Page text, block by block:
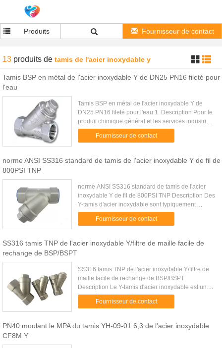
Produits Fournisseur de contact
13 produits de tamis de l'acier inoxydable y
Tamis BSP en métal de l'acier inoxydable Y de DN25 PN16 fileté pour
l'eau
Tamis BSP en métal de l'acier inoxydable Y de
DN25 PN16 fileté pour l'eau 1. Description Pour le
produit chimique général et les services industriels
Pression d'utilisation : 6,3 MPA, 1000PSI Milieu
applicable ...Fournisseur de contact
norme ANSI SS316 standard de tamis de l'acier inoxydable Y de fil de
800PSI TNP
norme ANSI SS316 standard de tamis de l'acier
inoxydable Y de fil de 800PSI TNP Description Des
Y-tamis d'acier inoxydable sont typiquement
utilisés dans les applications où la quantité de
solides enlever est ...
Fournisseur de contact
SS316 tamis TNP de l'acier inoxydable Y/filtre de maille facile de
rechange de BSP/BSPT
SS316 tamis TNP de l'acier inoxydable Y/filtre de
maille facile de rechange de BSP/BSPT
Description Le Y-tamis d'acier inoxydable est une
option rentable pour l'usage dans n'importe quel
type d'application ...
Fournisseur de contact
PN40 moulant le MPA du tamis YH-09-01 6,3 de l'acier inoxydable
CF8M Y